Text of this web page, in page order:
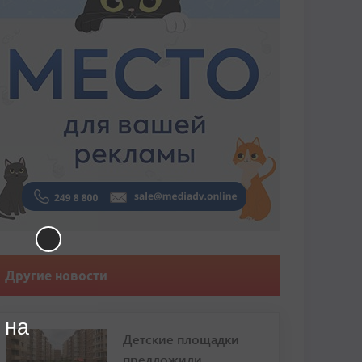
Другие новости
Детские площадки